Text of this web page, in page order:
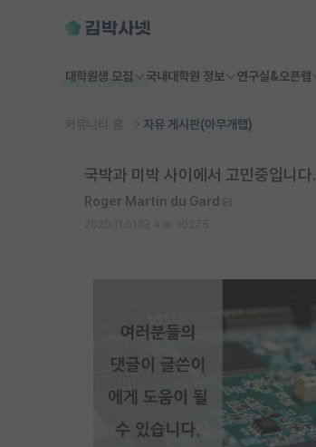
대학원생 모집 국내대학원 정보 연구실&오픈랩
커뮤니티 홈 자유 게시판(아무개랩)
국박과 미박 사이에서 고민중입니다.
Roger Martin du Gard